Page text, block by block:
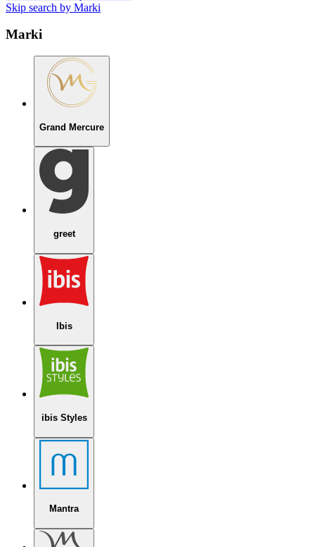
Skip search by Marki
Marki
Grand Mercure
greet
Ibis
ibis Styles
Mantra